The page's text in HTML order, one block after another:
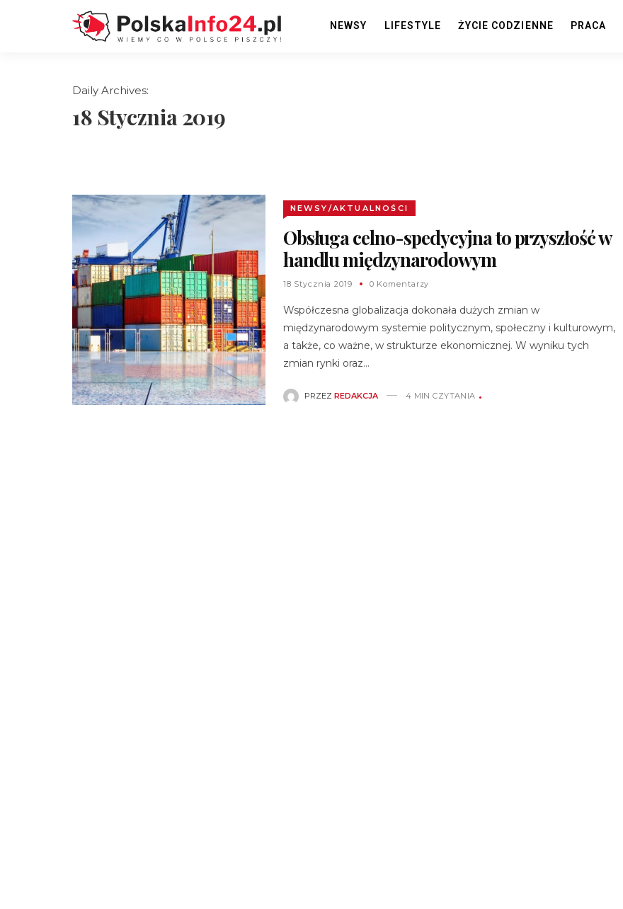
NEWSY LIFESTYLE ŻYCIE CODZIENNE PRACA
Daily Archives:
18 Stycznia 2019
NEWSY/AKTUALNOŚCI
Obsługa celno-spedycyjna to przyszłość w
handlu międzynarodowym
18 Stycznia 2019 0 Komentarzy
Współczesna globalizacja dokonała dużych zmian w
międzynarodowym systemie politycznym, społeczny i kulturowym,
a także, co ważne, w strukturze ekonomicznej. W wyniku tych
zmian rynki oraz…
PRZEZ REDAKCJA 4 MIN CZYTANIA